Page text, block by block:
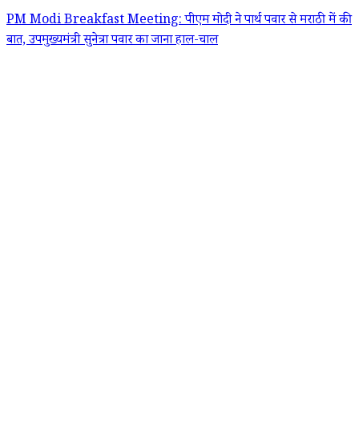
PM Modi Breakfast Meeting: पीएम मोदी ने पार्थ पवार से मराठी में की
बात, उपमुख्यमंत्री सुनेत्रा पवार का जाना हाल-चाल